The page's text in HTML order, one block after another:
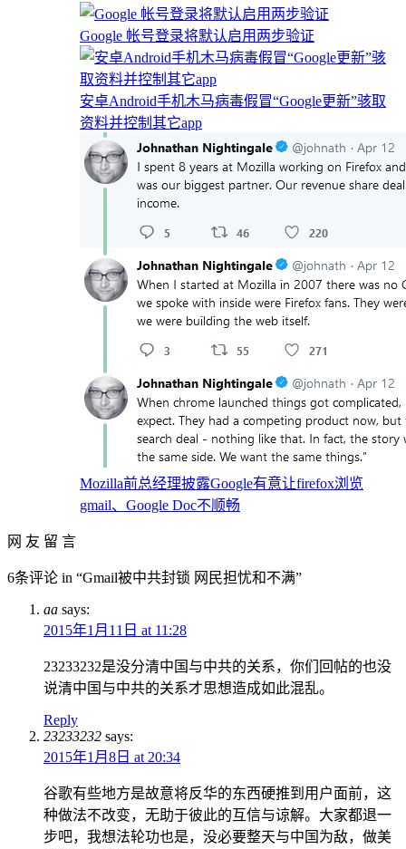
Google 帐号登录将默认启用两步验证
安卓Android手机木马病毒假冒“Google更新”骇取
资料并控制其它app
Mozilla前总经理披露Google有意让firefox浏览
gmail、Google Doc不顺畅
网 友 留 言
6条评论 in “Gmail被中共封锁 网民担忧和不满”
aa says:
2015年1月11日 at 11:28
23233232是没分清中国与中共的关系，你们回帖的也没
说清中国与中共的关系才思想造成如此混乱。
Reply
23233232 says:
2015年1月8日 at 20:34
谷歌有些地方是故意将反华的东西硬推到用户面前，这
种做法不改变，无助于彼此的互信与谅解。大家都退一
步吧，我想法轮功也是，没必要整天与中国为敌，做美